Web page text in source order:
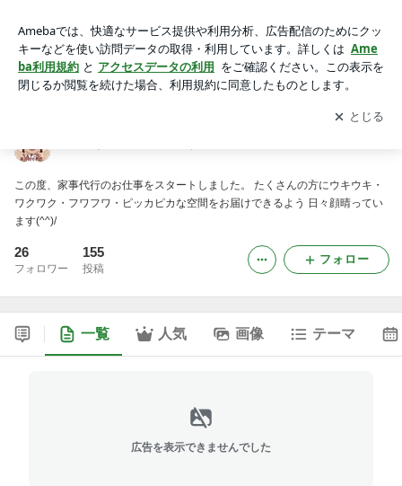
アプリをダウンロードして ブログの更新通知
を受け取りまし
ょう。
開く
この度、家事代行のお仕事をスタートしました。 たくさんの方にウキウキ・
ワクワク・フワフワ・ピッカピカな空間をお届けできるよう 日々顔晴ってい
ます(^^)/
26
フォロワー
155
投稿
フォロー
一覧 人気 画像 テーマ
広告を表示できませんでした